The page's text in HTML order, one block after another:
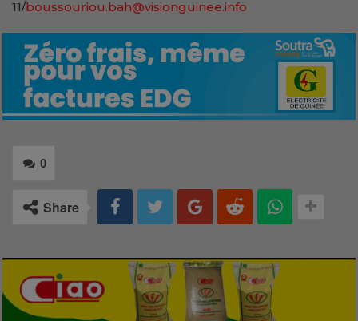
11/boussouriou.bah@visionguinee.info
0
Share